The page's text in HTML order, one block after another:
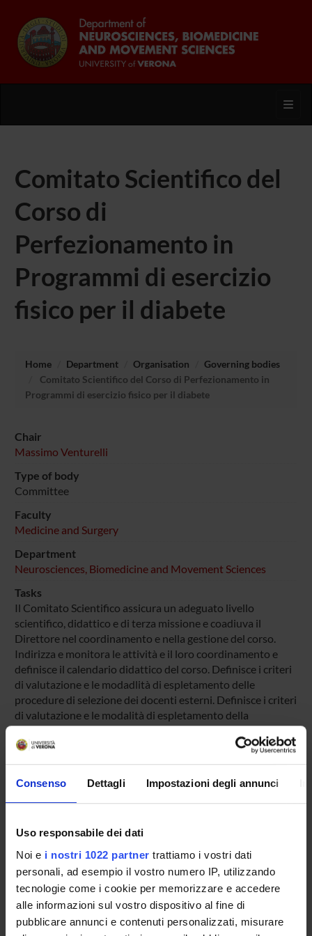
Consenso Dettagli Impostazioni degli annunci
Uso responsabile dei dati
Noi e i nostri 1022 partner trattiamo i vostri dati
personali, ad esempio il vostro numero IP, utilizzando
tecnologie come i cookie per memorizzare e accedere
alle informazioni sul vostro dispositivo al fine di
pubblicare annunci e contenuti personalizzati, misurare
Comitato Scientifico del
Corso di
Perfezionamento in
Programmi di esercizio
fisico per il diabete
Home Department Organisation
Governing bodies
Comitato Scientifico del Corso di Perfezionamento in
Programmi di esercizio fisico per il diabete
Chair
Massimo Venturelli
Type of body
Committee
Faculty
Medicine and Surgery
Department
Neurosciences, Biomedicine and Movement Sciences
Tasks
Il Comitato Scientifico assicura un adeguato livello
scientifico, didattico e di terza missione e coadiuva il
Direttore nel coordinamento e nella gestione del corso.
Indirizza e monitora le attività e il loro coordinamento e
definisce il calendario didattico del corso. Definisce i criteri
di valutazione e le modadlità di espletamento delle
procedure di selezione dei docenti esterni. Definisce i criteri
di valutazione e le modalità di espletamento della
procedura di ammissione, di eventuali verifiche intermedie
e della prova finale.
Massimo Lanza
Federico Schena
Cantor Tarperi